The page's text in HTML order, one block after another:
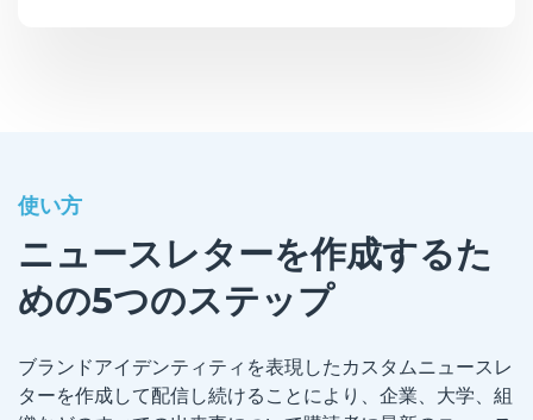
使い方
ニュースレターを作成するた
めの5つのステップ
ブランドアイデンティティを表現したカスタムニュースレ
ターを作成して配信し続けることにより、企業、大学、組